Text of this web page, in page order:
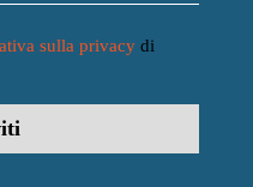
sulla privacydi